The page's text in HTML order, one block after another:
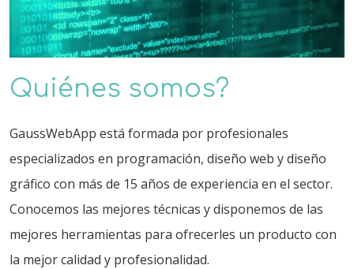
Quiénes somos?
GaussWebApp está formada por profesionales
especializados en programación, diseño web y diseño
gráfico con más de 15 años de experiencia en el sector.
Conocemos las mejores técnicas y disponemos de las
mejores herramientas para ofrecerles un producto con
la mejor calidad y profesionalidad.